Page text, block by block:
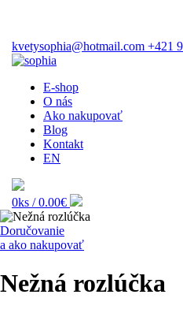
kvetysophia@hotmail.com +421
E-shop
O nás
Ako nakupovať
Blog
Kontakt
EN
0ks /0.00€
Doručovanie
a ako nakupovať
Nežná rozlúčka